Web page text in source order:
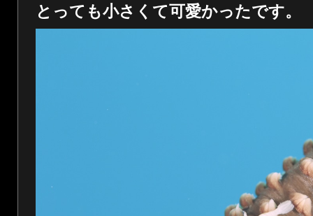
とっても小さくて可愛かったです。